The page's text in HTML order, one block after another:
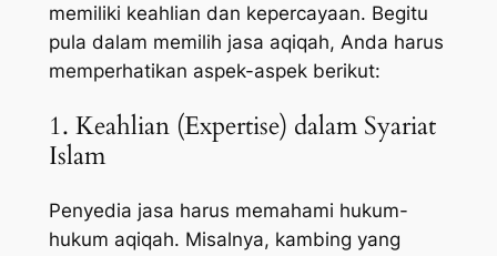
memiliki keahlian dan kepercayaan. Begitu
pula dalam memilih jasa aqiqah, Anda harus
memperhatikan aspek-aspek berikut:
1. Keahlian (Expertise) dalam Syariat
Islam
Penyedia jasa harus memahami hukum-
hukum aqiqah. Misalnya, kambing yang